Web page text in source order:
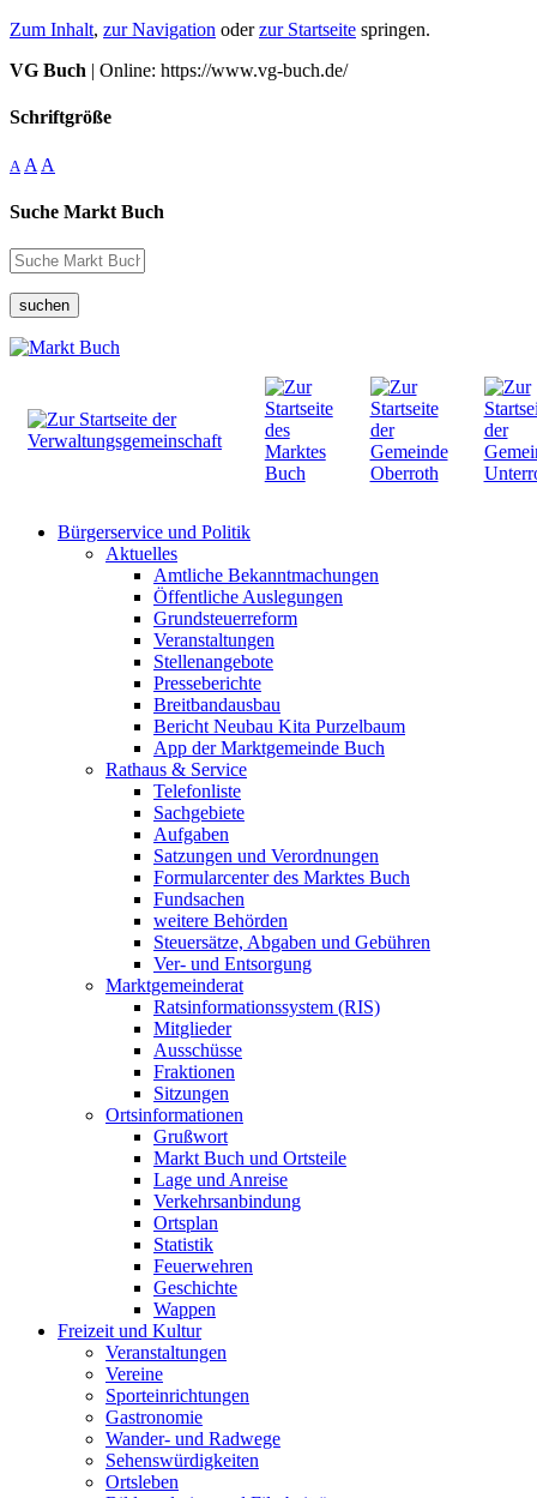
Zum Inhalt, zur Navigation oderzur Startseite springen.
VG Buch | Online: https://www.vg-buch.de/
Schriftgröße
A A A
Suche Markt Buch
suchen
Bürgerservice und Politik
Aktuelles
Amtliche Bekanntmachungen
Öffentliche Auslegungen
Grundsteuerreform
Veranstaltungen
Stellenangebote
Presseberichte
Breitbandausbau
Bericht Neubau Kita Purzelbaum
App der Marktgemeinde Buch
Rathaus & Service
Telefonliste
Sachgebiete
Aufgaben
Satzungen und Verordnungen
Formularcenter des Marktes Buch
Fundsachen
weitere Behörden
Steuersätze, Abgaben und Gebühren
Ver- und Entsorgung
Marktgemeinderat
Ratsinformationssystem (RIS)
Mitglieder
Ausschüsse
Fraktionen
Sitzungen
Ortsinformationen
Grußwort
Markt Buch und Ortsteile
Lage und Anreise
Verkehrsanbindung
Ortsplan
Statistik
Feuerwehren
Geschichte
Wappen
Freizeit und Kultur
Veranstaltungen
Vereine
Sporteinrichtungen
Gastronomie
Wander- und Radwege
Sehenswürdigkeiten
Ortsleben